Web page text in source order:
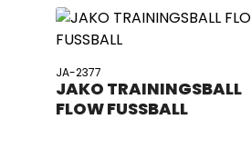
JA-2377
JAKO TRAININGSBALL
FLOW FUSSBALL